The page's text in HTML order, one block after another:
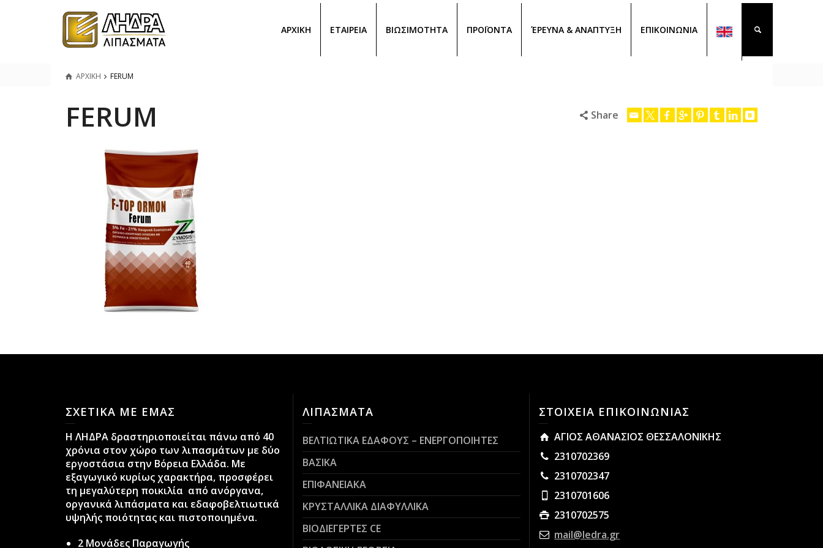
ΑΡΧΙΚΗ ΕΤΑΙΡΕΙΑ ΒΙΩΣΙΜΟΤΗΤΑ ΠΡΟΪΟΝΤΑ ΈΡΕΥΝΑ & ΑΝΑΠΤΥΞΗ ΕΠΙΚΟΙΝΩΝΙΑ
ΑΡΧΙΚΗ FERUM
FERUM Share
ΣΧΕΤΙΚΑ ΜΕ ΕΜΑΣ
H ΛΗΔΡΑ δραστηριοποιείται πάνω από 40
χρόνια στον χώρο των λιπασμάτων με δύο
εργοστάσια στην Βόρεια Ελλάδα. Με
εξαγωγικό κυρίως χαρακτήρα, προσφέρει
τη μεγαλύτερη ποικιλία από ανόργανα,
οργανικά λιπάσματα και εδαφοβελτιωτικά
υψηλής ποιότητας και πιστοποιημένα.
2 Μονάδες Παραγωγής
ΛΙΠΑΣΜΑΤΑ
ΒΕΛΤΙΩΤΙΚΑ ΕΔΑΦΟΥΣ – ΕΝΕΡΓΟΠΟΙΗΤΕΣ
ΒΑΣΙΚΑ
ΕΠΙΦΑΝΕΙΑΚΑ
ΚΡΥΣΤΑΛΛΙΚΑ ΔΙΑΦΥΛΛΙΚΑ
ΒΙΟΔΙΕΓΕΡΤΕΣ CE
ΣΤΟΙΧΕΙΑ ΕΠΙΚΟΙΝΩΝΙΑΣ
ΑΓΙΟΣ ΑΘΑΝΑΣΙΟΣ ΘΕΣΣΑΛΟΝΙΚΗΣ
2310702369
2310702347
2310701606
2310702575
mail@ledra.gr